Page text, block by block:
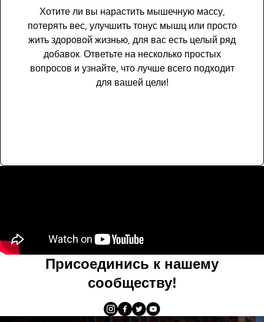
Хотите ли вы нарастить мышечную массу,
потерять вес, улучшить тонус мышц или просто
жить здоровой жизнью, для вас есть целый ряд
добавок. Ответьте на несколько простых
вопросов и узнайте, что лучше всего подходит
для вашей цели!
Присоединись к нашему
сообществу!